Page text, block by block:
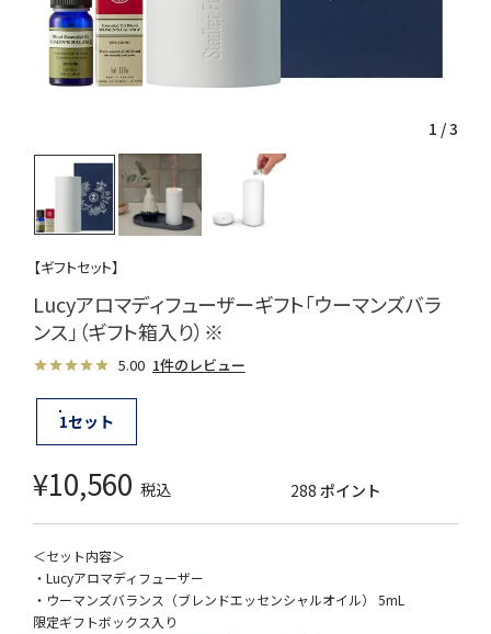
1 /3
【ギフトセット】
Lucyアロマディフューザーギフト「ウーマンズバラ
ンス」（ギフト箱入り）※
5.00 1件のレビュー
1セット
¥10,560 税込 288 ポイント
＜セット内容＞
・Lucyアロマディフューザー
・ウーマンズバランス（ブレンドエッセンシャルオイル） 5mL
限定ギフトボックス入り